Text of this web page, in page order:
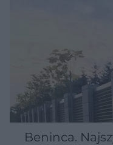
Beninca.